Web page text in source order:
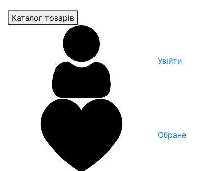
Каталог товарів
Увійти
Обране